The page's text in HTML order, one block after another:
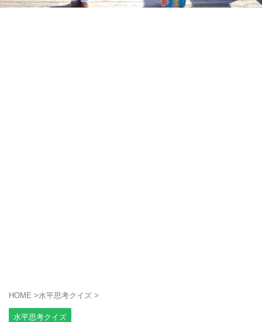
HOME >水平思考クイズ >
水平思考クイズ